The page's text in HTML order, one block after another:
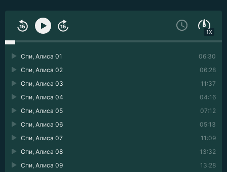
1X
06:30
Спи, Алиса 01
06:28
Спи, Алиса 02
11:37
Спи, Алиса 03
04:16
Спи, Алиса 04
07:12
Спи, Алиса 05
05:13
Спи, Алиса 06
11:09
Спи, Алиса 07
13:32
Спи, Алиса 08
13:28
Спи, Алиса 09